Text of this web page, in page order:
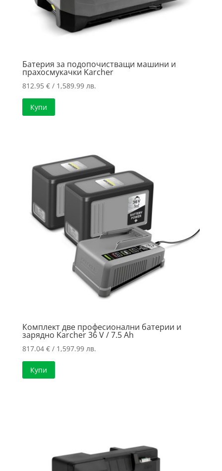
Батерия за подопочистващи машини и
прахосмукачки Karcher
812.95 €/ 1,589.99 лв.
Купи
Комплект две професионални батерии и
зарядно Karcher 36 V / 7.5 Ah
817.04 €/ 1,597.99 лв.
Купи